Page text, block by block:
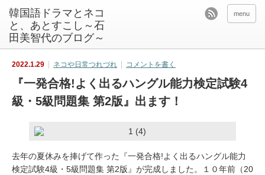
韓国語ドラマとネコ
と、あとすこし～石
田美智代のブログ～
menu
2022.1.29 ネコや日常つれづれ コメントを書く
『一発合格!よく出るハングル能力検定試験4
級・5級問題集 第2版』出ます！
去年の夏休みを捧げて作った『一発合格!よく出るハングル能力
検定試験4級・5級問題集 第2版』が完成しました。１０年前（20